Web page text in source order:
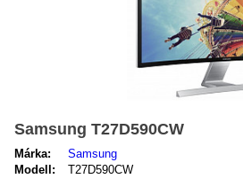
Samsung T27D590CW
Márka:
Samsung
Modell:
T27D590CW